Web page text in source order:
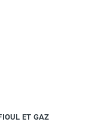
ET GAZ